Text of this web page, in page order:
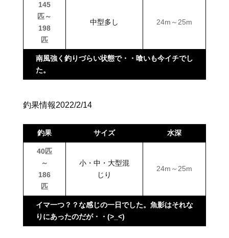
145
匹～
198
匹
中型多し 24m～25m
南風強く釣りづらい状態で・・喰いも今イチでし
た。
釣果情報2022/2/14
釣果 サイズ 水深
40匹
～
186
匹
小・中・大型混
じり
24m～25m
イマ一つ？？な感じの一日でした。魚影はそれな
りにあったのだが・・(>_<)